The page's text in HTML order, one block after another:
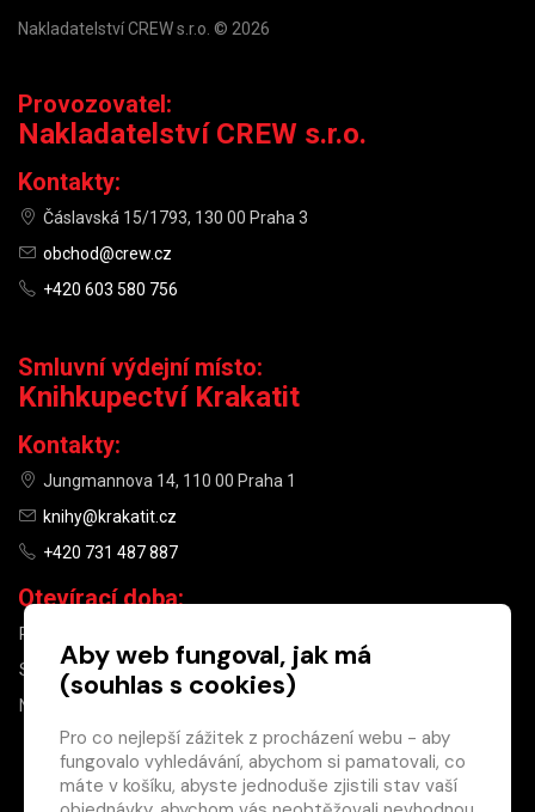
×
Nakladatelství CREW s.r.o. © 2026
Provozovatel:
Nakladatelství CREW s.r.o.
Kontakty:
Čáslavská 15/1793, 130 00 Praha 3
obchod@crew.cz
+420 603 580 756
Smluvní výdejní místo:
Knihkupectví Krakatit
Kontakty:
Jungmannova 14, 110 00 Praha 1
knihy@krakatit.cz
+420 731 487 887
Otevírací doba:
PO–PÁ
SO
10:00–13:00
NE
Aby web fungoval, jak má
(souhlas s cookies)
Pro co nejlepší zážitek z procházení webu - aby
fungovalo vyhledávání, abychom si pamatovali, co
máte v košíku, abyste jednoduše zjistili stav vaší